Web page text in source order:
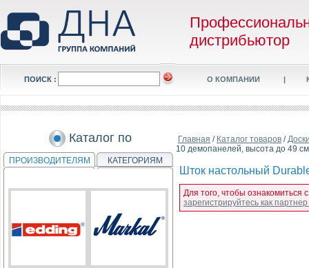
дистрибьютор
ПОИСК : О КОМПАНИИ |
Каталог по
ПРОИЗВОДИТЕЛЯМ КАТЕГОРИЯМ
Главная / Каталог товаров /
10 демопанелей, высота до 49 см
Шток настольный
Для того, чтобы
зарегистрируйтесь как